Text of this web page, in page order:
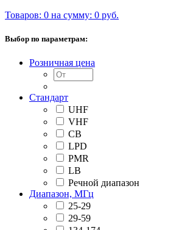
Товаров: 0 на сумму: 0 руб.
Выбор по параметрам:
Розничная цена
Стандарт
UHF
VHF
CB
LPD
PMR
LB
Речной диапазон
Диапазон, МГц
25-29
29-59